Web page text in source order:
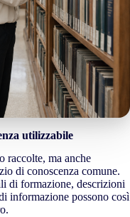
utilizzabile
raccolte, ma anche
di conoscenza comune.
di formazione, descrizioni
informazione possono così